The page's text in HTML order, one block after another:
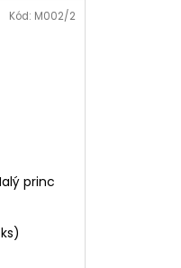
princ
Kód: M002/2